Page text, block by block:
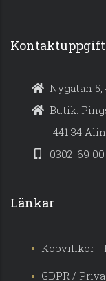
Nygatan 5,
Butik:
441 34
0302-69 00
Länkar
Köpvillkor -
GDPR /